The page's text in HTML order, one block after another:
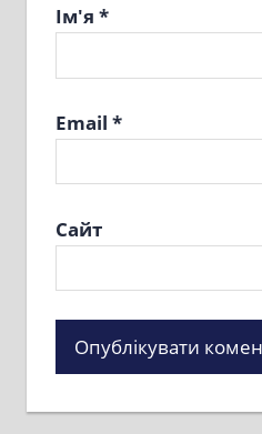
Ім'я *
Email *
Сайт